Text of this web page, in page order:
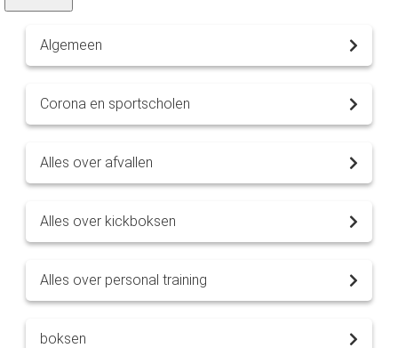
Algemeen
Corona en sportscholen
Alles over afvallen
Alles over kickboksen
Alles over personal training
boksen